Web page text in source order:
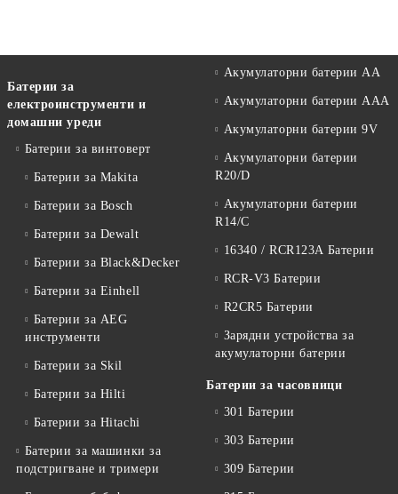
Батерии за
електроинструменти и
домашни уреди
Батерии за винтоверт
Батерии за Makita
Батерии за Bosch
Батерии за Dewalt
Батерии за Black&Decker
Батерии за Einhell
Батерии за AEG
инструменти
Батерии за Skil
Батерии за Hilti
Батерии за Hitachi
Батерии за машинки за
подстригване и тримери
Акумулаторни батерии АА
Акумулаторни батерии AAA
Акумулаторни батерии 9V
Акумулаторни батерии
R20/D
Акумулаторни батерии
R14/C
16340 / RCR123A Батерии
RCR-V3 Батерии
R2CR5 Батерии
Зарядни устройства за
акумулаторни батерии
Батерии за часовници
301 Батерии
303 Батерии
309 Батерии